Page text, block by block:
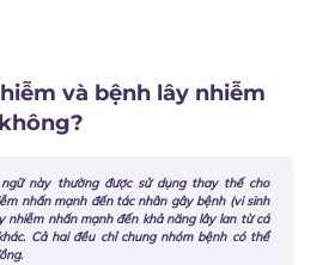
và bệnh lây nhiễm
này thường được sử dụng thay thế cho
nhấn mạnh đến tác nhân gây bệnh (vi sinh
nhiễm nhấn mạnh đến khả năng lây lan từ cá
Cả hai đều chỉ chung nhóm bệnh có thể